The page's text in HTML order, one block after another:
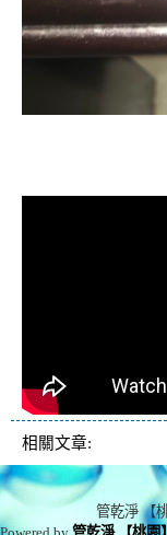
相關文章:
管乾淨 【